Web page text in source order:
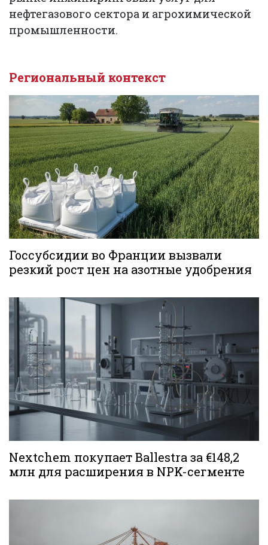
нефтегазового сектора и агрохимической
промышленности.
Региональный контекст
Госсубсидии во Франции вызвали
резкий рост цен на азотные удобрения
Nextchem покупает Ballestra за €148,2
млн для расширения в NPK-сегменте